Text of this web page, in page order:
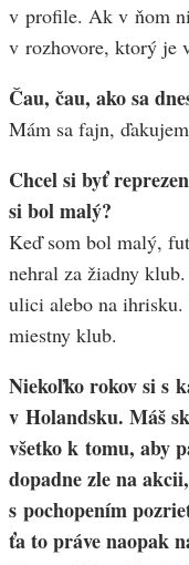
v profile. Ak v ňom
v rozhovore, ktorý je
Čau, čau, ako sa
Mám sa fajn,
Chcel si byť
si bol malý?
Keď som bol malý,
nehral za žiadny
ulici alebo na ihrisku.
miestny klub.
Niekoľko rokov si s
v Holandsku. Máš
všetko k tomu, aby
dopadne zle na
s pochopením
ťa to práve naopak